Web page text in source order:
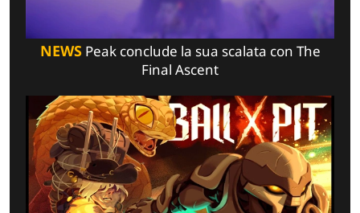
NEWSPeak conclude la sua scalata con The
Final Ascent